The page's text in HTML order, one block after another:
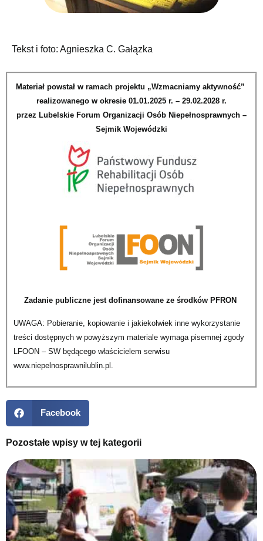
Tekst i foto: Agnieszka C. Gałązka
Materiał powstał w ramach projektu „Wzmacniamy aktywność”
realizowanego w okresie 01.01.2025 r. – 29.02.2028 r.
przez Lubelskie Forum Organizacji Osób Niepełnosprawnych –
Sejmik Wojewódzki
Zadanie publiczne jest dofinansowane ze środków PFRON
UWAGA: Pobieranie, kopiowanie i jakiekolwiek inne wykorzystanie
treści dostępnych w powyższym materiale wymaga pisemnej zgody
LFOON – SW będącego właścicielem serwisu
www.niepelnosprawnilublin.pl.
Facebook
Pozostałe wpisy w tej kategorii